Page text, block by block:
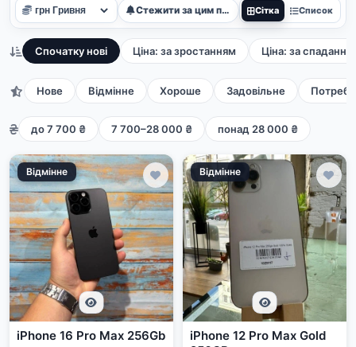
Стежити за цим пошукомСітка Список
Спочатку нові Ціна: за зростанням Ціна: за
Нове Відмінне Хороше Задовільне
до 7 700 ₴ 7 700–28 000 ₴ понад 28 000 ₴
Відмінне
iPhone 16 Pro Max 256Gb
Відмінне
iPhone 12 Pro Max Gold